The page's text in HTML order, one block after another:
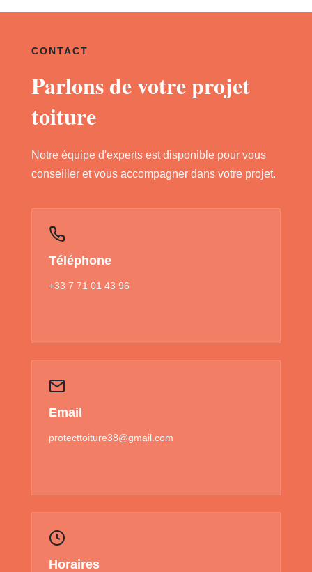
CONTACT
Parlons de votre projet
toiture
Notre équipe d'experts est disponible pour vous
conseiller et vous accompagner dans votre projet.
Téléphone
+33 7 71 01 43 96
Email
protecttoiture38@gmail.com
Horaires